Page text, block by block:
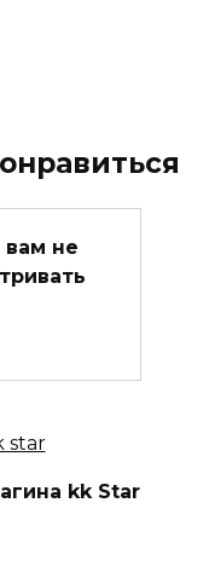
не
kk Star